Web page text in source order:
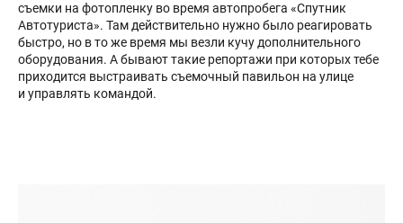
съемки на фотопленку во время автопробега «Спутник
Автотуриста». Там действительно нужно было реагировать
быстро, но в то же время мы везли кучу дополнительного
оборудования. А бывают такие репортажи при которых тебе
приходится выстраивать съемочный павильон на улице
и управлять командой.